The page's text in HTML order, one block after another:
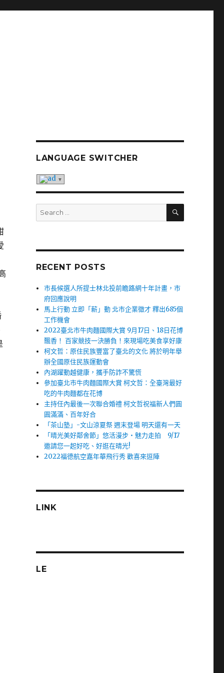
LANGUAGE SWITCHER
Search
for:
SEARCH
RECENT POSTS
市長候選人所提士林北投前瞻路網十年計畫，市
府回應說明
馬上行動 立即「薪」動 北市企業徵才 釋出685個
工作機會
2022臺北市牛肉麵國際大賞 9月17日、18日花博
飄香！ 百家競技一決勝負！來現場吃美食享好康
柯文哲：原住民族豐富了臺北的文化 將於明年舉
辦全國原住民族運動會
內湖躍動越健康，攜手防詐不驚慌
參加臺北市牛肉麵國際大賞 柯文哲：全臺灣最好
吃的牛肉麵都在花博
主持任內最後一次聯合婚禮 柯文哲祝福新人們圓
圓滿滿、百年好合
「茶山塾」-文山涼夏祭 週末登場 明天還有一天
「晴光美好鄰舍節」悠活漫步‧魅力走拍 9/17
邀請您一起好吃、好逛在晴光!
2022福德航空嘉年華飛行秀 歡喜來逗陣
LINK
LE